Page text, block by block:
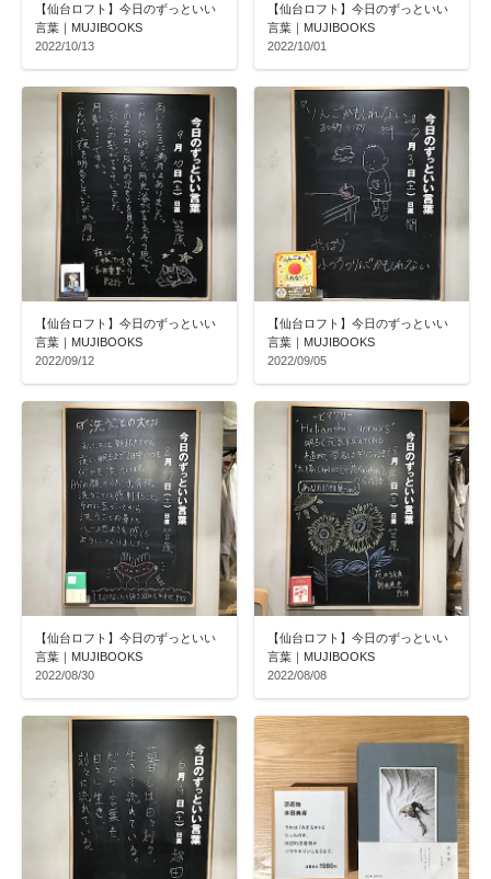
【仙台ロフト】今日のずっといい
言葉｜MUJIBOOKS
2022/10/13
【仙台ロフト】今日のずっといい
言葉｜MUJIBOOKS
2022/10/01
【仙台ロフト】今日のずっといい
言葉｜MUJIBOOKS
2022/09/12
【仙台ロフト】今日のずっといい
言葉｜MUJIBOOKS
2022/09/05
【仙台ロフト】今日のずっといい
言葉｜MUJIBOOKS
2022/08/30
【仙台ロフト】今日のずっといい
言葉｜MUJIBOOKS
2022/08/08